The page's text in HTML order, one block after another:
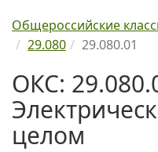
Общероссийские
29.080
29.080.01
ОКС:
целом